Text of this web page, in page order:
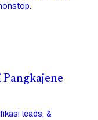
Pangkajene
leads, &